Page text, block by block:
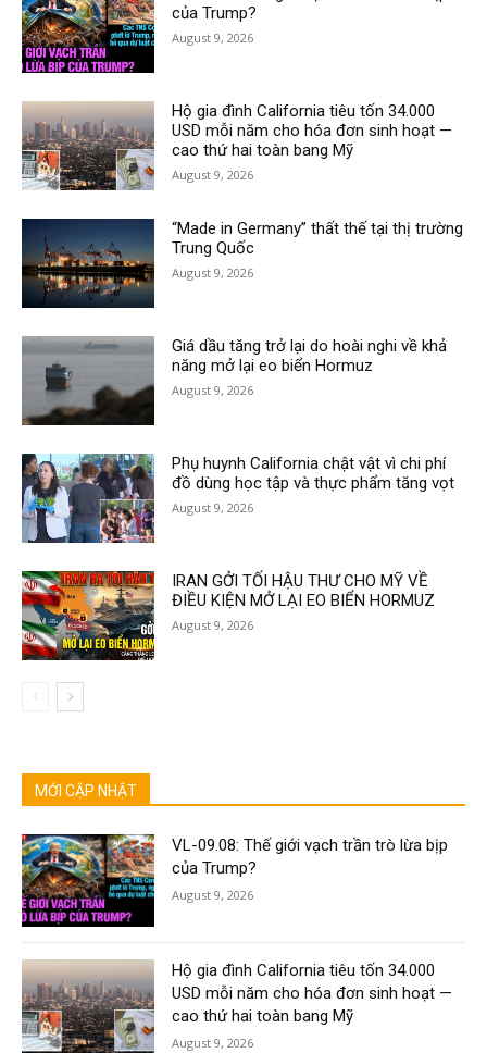
của Trump?
August 9, 2026
Hộ gia đình California tiêu tốn 34.000
USD mỗi năm cho hóa đơn sinh hoạt —
cao thứ hai toàn bang Mỹ
August 9, 2026
“Made in Germany” thất thế tại thị trường
Trung Quốc
August 9, 2026
Giá dầu tăng trở lại do hoài nghi về khả
năng mở lại eo biển Hormuz
August 9, 2026
Phụ huynh California chật vật vì chi phí
đồ dùng học tập và thực phẩm tăng vọt
August 9, 2026
IRAN GỞI TỐI HẬU THƯ CHO MỸ VỀ
ĐIỀU KIỆN MỞ LẠI EO BIỂN HORMUZ
August 9, 2026
MỚI CẬP NHẬT
VL-09.08: Thế giới vạch trần trò lừa bịp
của Trump?
August 9, 2026
Hộ gia đình California tiêu tốn 34.000
USD mỗi năm cho hóa đơn sinh hoạt —
cao thứ hai toàn bang Mỹ
August 9, 2026